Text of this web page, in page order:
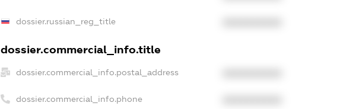
dossier.russian_reg_title
dossier.commercial_info.title
dossier.commercial_info.postal_address
dossier.commercial_info.phone